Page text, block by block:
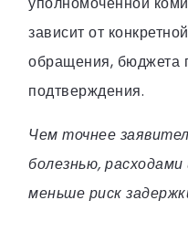
зависит от
обращения, бюджета
подтверждения.
Чем точнее
болезнью,
меньше риск